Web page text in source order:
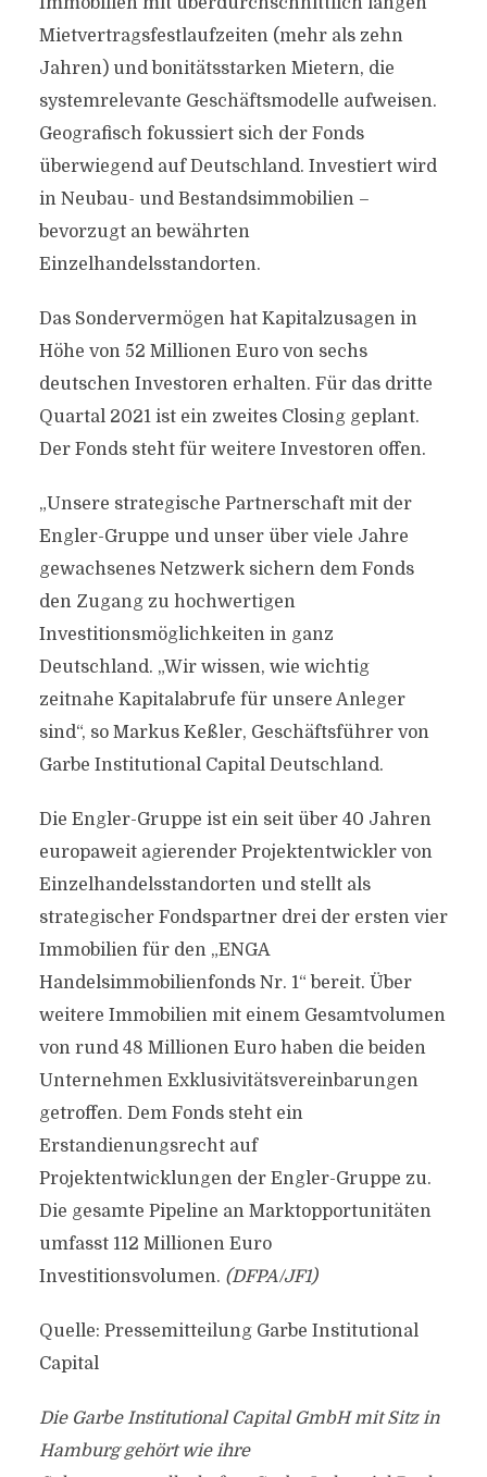
Mietvertragsfestlaufzeiten (mehr als zehn
Jahren) und bonitätsstarken Mietern, die
systemrelevante Geschäftsmodelle aufweisen.
Geografisch fokussiert sich der Fonds
überwiegend auf Deutschland. Investiert wird
in Neubau- und Bestandsimmobilien –
bevorzugt an bewährten
Einzelhandelsstandorten.
Das Sondervermögen hat Kapitalzusagen in
Höhe von 52 Millionen Euro von sechs
deutschen Investoren erhalten. Für das dritte
Quartal 2021 ist ein zweites Closing geplant.
Der Fonds steht für weitere Investoren offen.
„Unsere strategische Partnerschaft mit der
Engler-Gruppe und unser über viele Jahre
gewachsenes Netzwerk sichern dem Fonds
den Zugang zu hochwertigen
Investitionsmöglichkeiten in ganz
Deutschland. „Wir wissen, wie wichtig
zeitnahe Kapitalabrufe für unsere Anleger
sind“, so Markus Keßler, Geschäftsführer von
Garbe Institutional Capital Deutschland.
Die Engler-Gruppe ist ein seit über 40 Jahren
europaweit agierender Projektentwickler von
Einzelhandelsstandorten und stellt als
strategischer Fondspartner drei der ersten vier
Immobilien für den „ENGA
Handelsimmobilienfonds Nr. 1“ bereit. Über
weitere Immobilien mit einem Gesamtvolumen
von rund 48 Millionen Euro haben die beiden
Unternehmen Exklusivitätsvereinbarungen
getroffen. Dem Fonds steht ein
Erstandienungsrecht auf
Projektentwicklungen der Engler-Gruppe zu.
Die gesamte Pipeline an Marktopportunitäten
umfasst 112 Millionen Euro
Investitionsvolumen. (DFPA/JF1)
Quelle: Pressemitteilung Garbe Institutional
Capital
Die Garbe Institutional Capital GmbH mit Sitz in
Hamburg gehört wie ihre